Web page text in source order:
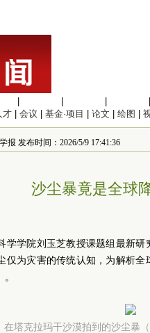
才 会议 基金·项目 论文 绘图
报 发布时间：2026/5/9 17:41:36
沙尘暴竟是全球
学学院刘玉芝教授课题组最新
仅为灾害的传统认知，为解析
在塔克拉玛干沙漠拍到的沙尘暴